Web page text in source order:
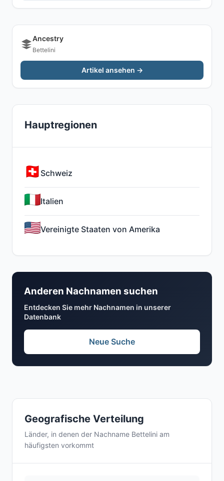
Geografische Verteilung
Länder, in denen der Nachname Bettelini am
häufigsten vorkommt
Ancestry
Bettelini
Artikel ansehen →
Hauptregionen
Schweiz
Italien
Vereinigte Staaten von Amerika
Anderen Nachnamen suchen
Entdecken Sie mehr Nachnamen in unserer
Datenbank
Neue Suche